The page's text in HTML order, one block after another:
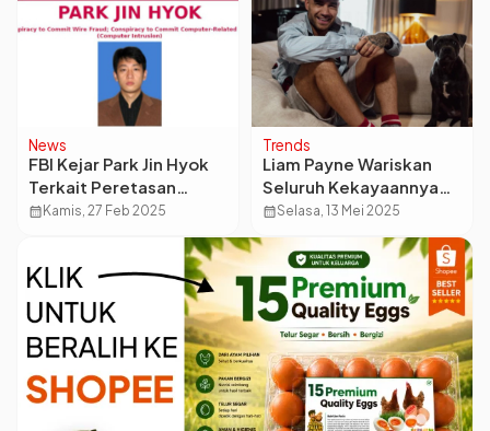
News
FBI Kejar Park Jin Hyok
Terkait Peretasan
Ethereum Bybit Rp22,8
calendar_month Kamis, 27 Feb 2025
Trends
Liam Payne Wariskan
Seluruh Kekayaannya
Senilai Rp929M untuk
Sang Anak
calendar_monthSelasa, 13 Mei 2025